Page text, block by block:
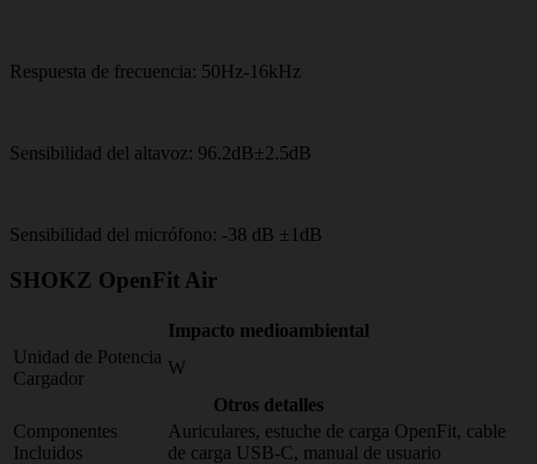
Respuesta de frecuencia: 50Hz-16kHz
Sensibilidad del altavoz: 96.2dB±2.5dB
Sensibilidad del micrófono: -38 dB ±1dB
SHOKZ OpenFit Air
Impacto medioambiental
Unidad de Potencia
Cargador
W
Otros detalles
Componentes
Incluidos
Auriculares, estuche de carga OpenFit, cable
de carga USB-C, manual de usuario